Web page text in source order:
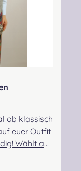
ob klassisch
euer Outfit
Wählt aus
hunderten